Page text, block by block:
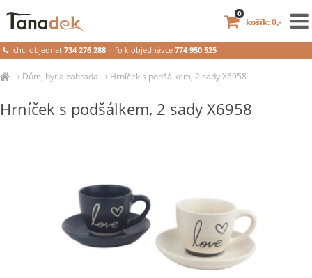
› Dům, byt a zahrada › Hrníček s podšálkem, 2 sady X6958
Hrníček s podšálkem, 2 sady X6958
chci objednat734 276 288 info k objednávce 774 950 525
košík: 0,-
0